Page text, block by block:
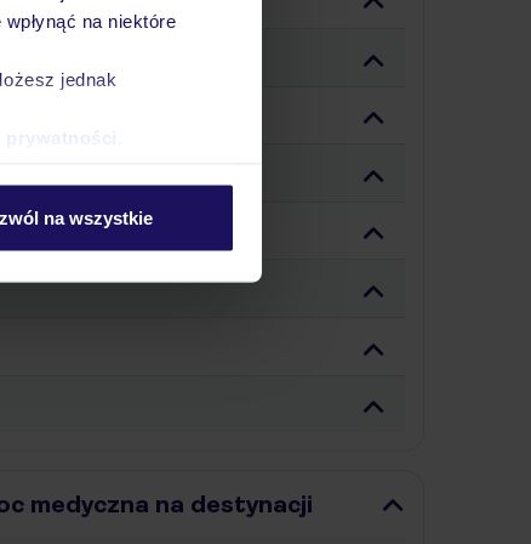
na niektóre
jednak
prywatności
na wszystkie
medyczna na destynacji